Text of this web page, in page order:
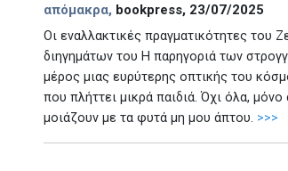
απόμακρα, bookpress, 23/07/2025
Οι εναλλακτικές πραγματικότητες του
διηγημάτων του Η παρηγοριά των
μέρος μιας ευρύτερης οπτικής του
που πλήττει μικρά παιδιά. Όχι όλα,
μοιάζουν με τα φυτά μη μου άπτου. >>>